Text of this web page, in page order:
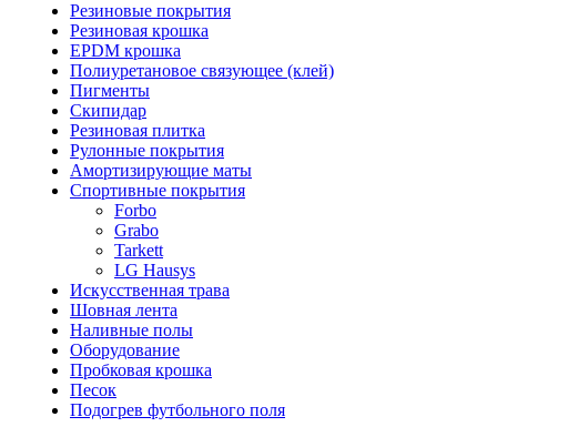
Резиновые покрытия
Резиновая крошка
EPDM крошка
Полиуретановое связующее (клей)
Пигменты
Скипидар
Резиновая плитка
Рулонные покрытия
Амортизирующие маты
Спортивные покрытия
Forbo
Grabo
Tarkett
LG Hausys
Искусственная трава
Шовная лента
Наливные полы
Оборудование
Пробковая крошка
Песок
Подогрев футбольного поля